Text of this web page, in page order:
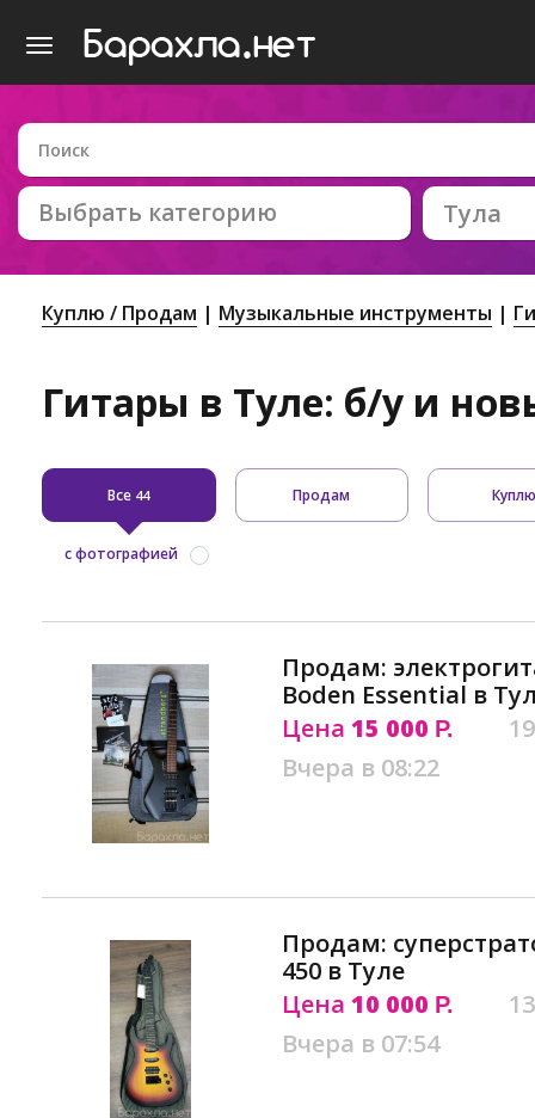
Выбрать категорию Тула
Куплю / Продам Музыкальные инструменты
Гитары в Туле: б/у и
Все 44 Продам
с фотографией
Продам:
Boden Essential в
Цена 15 000 Р.
Вчера в 08:22
Продам:
450 в Туле
Цена 10 000 Р.
Вчера в 07:54